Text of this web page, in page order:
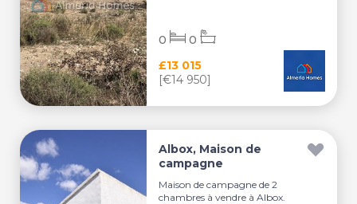
£13 015
[€14 950]
0 0
Albox, Maison de
campagne
Maison de campagne de 2
chambres à vendre à Albox.